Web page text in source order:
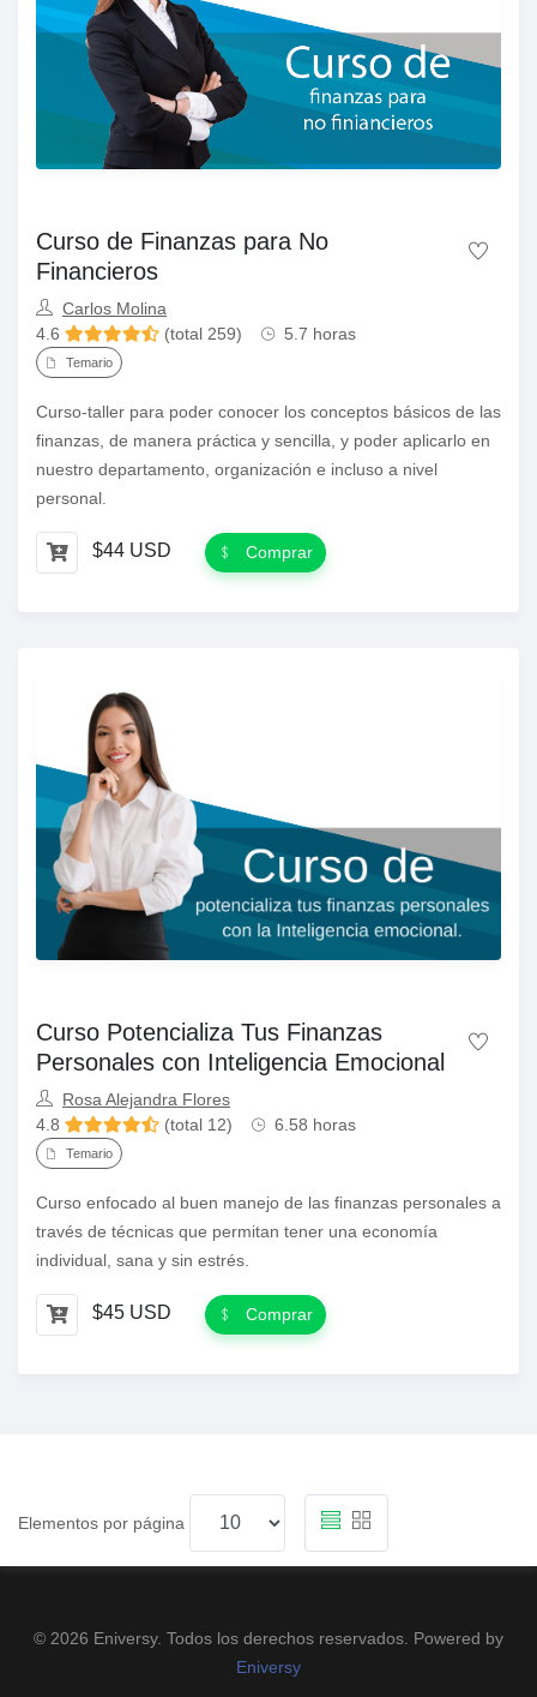
Curso de Finanzas para No
Financieros
Carlos Molina
4.6
(total 259) 5.7 horas
Temario
Curso-taller para poder conocer los conceptos básicos de las
finanzas, de manera práctica y sencilla, y poder aplicarlo en
nuestro departamento, organización e incluso a nivel
personal.
$44 USD Comprar
Curso Potencializa Tus Finanzas
Personales con Inteligencia Emocional
Rosa Alejandra Flores
4.8
(total 12) 6.58 horas
Temario
Curso enfocado al buen manejo de las finanzas personales a
través de técnicas que permitan tener una economía
individual, sana y sin estrés.
$45 USD Comprar
Elementos por página
© 2026 Eniversy. Todos los derechos reservados. Powered by
Eniversy